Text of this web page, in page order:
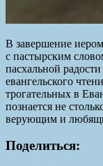
В завершение
с пастырским
пасхальной
евангельского
трогательных в
познается не
верующим и
Поделиться: